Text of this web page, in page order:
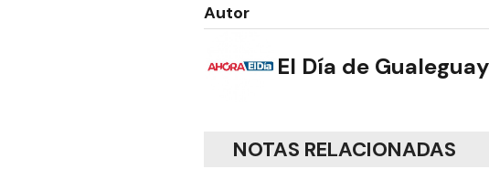
Autor
El Día de
NOTAS RELACIONADAS